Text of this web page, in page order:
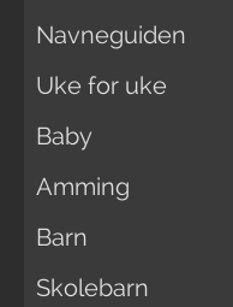
Navneguiden
Uke for uke
Baby
Amming
Barn
Skolebarn